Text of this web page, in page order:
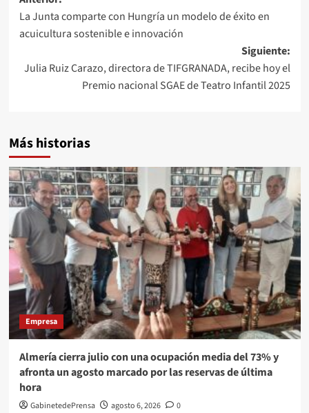
de
entradas
La Junta comparte con Hungría un modelo de éxito en
acuicultura sostenible e innovación
Siguiente:
Julia Ruiz Carazo, directora de TIFGRANADA, recibe hoy el
Premio nacional SGAE de Teatro Infantil 2025
Más historias
Empresa
Almería cierra julio con una ocupación media del 73% y
afronta un agosto marcado por las reservas de última
hora
GabinetedePrensa agosto 6, 2026 0